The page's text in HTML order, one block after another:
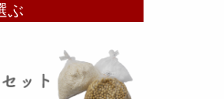
年08月12日）
ぶ